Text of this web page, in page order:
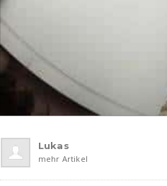
Lukas
mehr Artikel